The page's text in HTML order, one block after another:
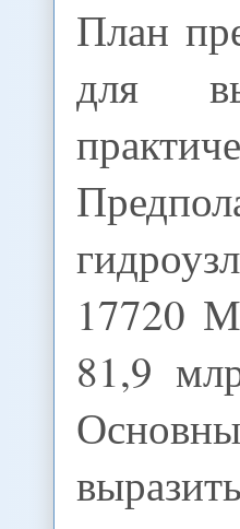
План
для
17720
81,9